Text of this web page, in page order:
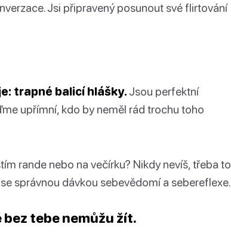
Jsi připravený posunout své flirtování
trapné balicí hlášky. Jsou perfektní
upřímní, kdo by neměl rád trochu toho
rande nebo na večírku? Nikdy nevíš, třeba to
správnou dávkou sebevědomí a sebereflexe.
bez tebe nemůžu žít.